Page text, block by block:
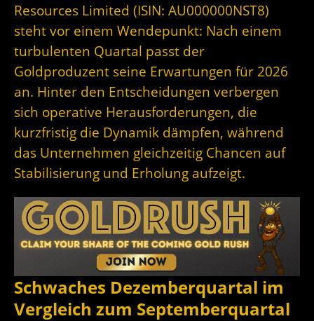
Resources Limited (ISIN: AU000000NST8)
steht vor einem Wendepunkt: Nach einem
turbulenten Quartal passt der
Goldproduzent seine Erwartungen für 2026
an. Hinter den Entscheidungen verbergen
sich operative Herausforderungen, die
kurzfristig die Dynamik dämpfen, während
das Unternehmen gleichzeitig Chancen auf
Stabilisierung und Erholung aufzeigt.
Schwaches Dezemberquartal im
Vergleich zum Septemberquartal